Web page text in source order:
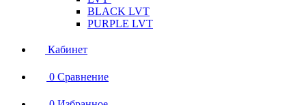
BLACK LVT
PURPLE LVT
Кабинет
0 Сравнение